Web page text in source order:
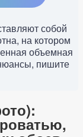
собой
на котором
объемная
пишите